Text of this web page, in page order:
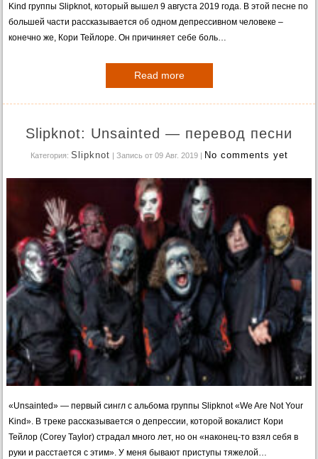
Kind группы Slipknot, который вышел 9 августа 2019 года. В этой песне по
большей части рассказывается об одном депрессивном человеке –
конечно же, Кори Тейлоре. Он причиняет себе боль…
Read more
Slipknot: Unsainted — перевод песни
Категория: Slipknot | Запись от 09 Авг. 2019 | No comments yet
«Unsainted» — первый сингл с альбома группы Slipknot «We Are Not Your
Kind». В треке рассказывается о депрессии, которой вокалист Кори
Тейлор (Corey Taylor) страдал много лет, но он «наконец-то взял себя в
руки и расстается с этим». У меня бывают приступы тяжелой…